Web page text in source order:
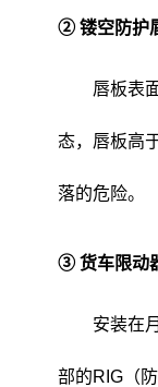
② 镂空防护
唇板表
态，唇板高
落的危险。
③ 货车限动
安装在
部的RIG（